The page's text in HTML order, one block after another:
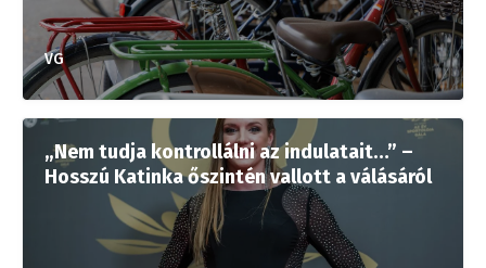
VG
„Nem tudja kontrollálni az indulatait…” –
Hosszú Katinka őszintén vallott a válásáról